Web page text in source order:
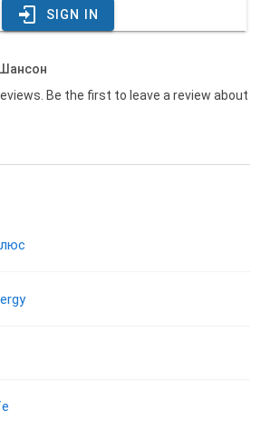
SIGN IN
Be the first to leave a review about